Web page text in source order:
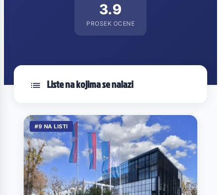
3.9
PROSEK OCENE
Liste na kojima se nalazi
#9 NA LISTI